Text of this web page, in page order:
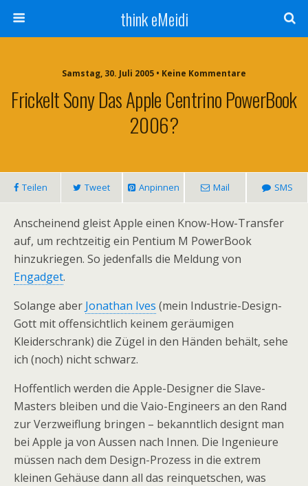
think eMeidi
Samstag, 30. Juli 2005 • Keine Kommentare
Frickelt Sony Das Apple Centrino PowerBook
2006?
Teilen Tweet Anpinnen Mail SMS
Anscheinend gleist Apple einen Know-How-Transfer
auf, um rechtzeitig ein Pentium M PowerBook
hinzukriegen. So jedenfalls die Meldung von
Engadget.
Solange aber Jonathan Ives (mein Industrie-Design-
Gott mit offensichtlich keinem geräumigen
Kleiderschrank) die Zügel in den Händen behält, sehe
ich (noch) nicht schwarz.
Hoffentlich werden die Apple-Designer die Slave-
Masters bleiben und die Vaio-Engineers an den Rand
zur Verzweiflung bringen – bekanntlich designt man
bei Apple ja von Aussen nach Innen. Die Ingenieure
müssen nach dem Design-Prozess in die extrem
kleinen Gehäuse dann all das reinquetschen, was